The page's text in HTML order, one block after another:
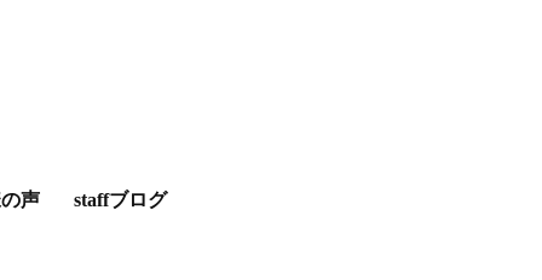
声 staffブログ